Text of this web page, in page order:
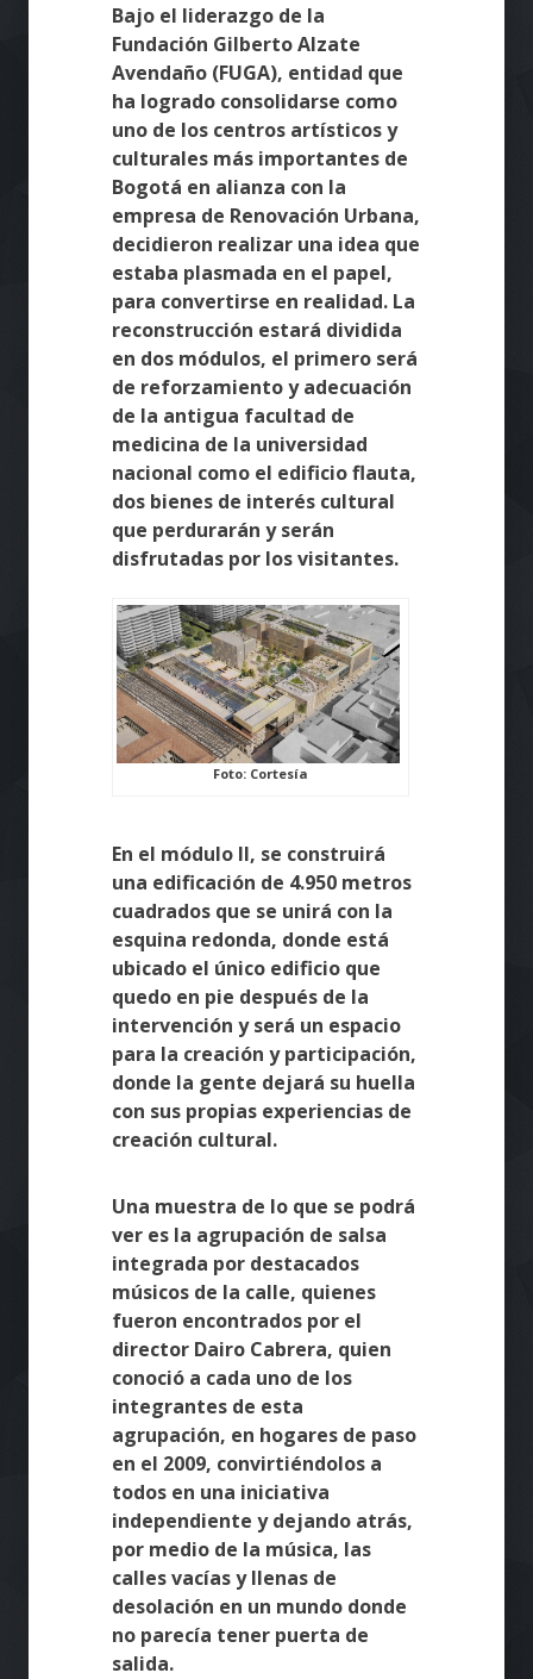
Bajo el liderazgo de la
Fundación Gilberto Alzate
Avendaño (FUGA), entidad que
ha logrado consolidarse como
uno de los centros artísticos y
culturales más importantes de
Bogotá en alianza con la
empresa de Renovación Urbana,
decidieron realizar una idea que
estaba plasmada en el papel,
para convertirse en realidad. La
reconstrucción estará dividida
en dos módulos, el primero será
de reforzamiento y adecuación
de la antigua facultad de
medicina de la universidad
nacional como el edificio flauta,
dos bienes de interés cultural
que perdurarán y serán
disfrutadas por los visitantes.
Foto: Cortesía
En el módulo II, se construirá
una edificación de 4.950 metros
cuadrados que se unirá con la
esquina redonda, donde está
ubicado el único edificio que
quedo en pie después de la
intervención y será un espacio
para la creación y participación,
donde la gente dejará su huella
con sus propias experiencias de
creación cultural.
Una muestra de lo que se podrá
ver es la agrupación de salsa
integrada por destacados
músicos de la calle, quienes
fueron encontrados por el
director Dairo Cabrera, quien
conoció a cada uno de los
integrantes de esta
agrupación, en hogares de paso
en el 2009, convirtiéndolos a
todos en una iniciativa
independiente y dejando atrás,
por medio de la música, las
calles vacías y llenas de
desolación en un mundo donde
no parecía tener puerta de
salida.